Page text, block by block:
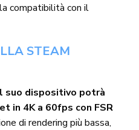
compatibilità con il
STEAM
suo dispositivo potrà
in 4K a 60fps con FSR
di rendering più bassa,